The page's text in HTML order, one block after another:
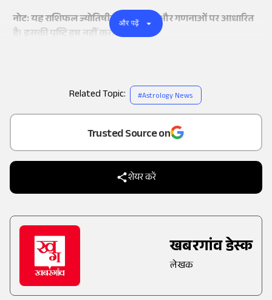
as a
Trusted Source on
शेयर करें
खबरगांव डेस्क
लेखक
नोट: यह राशिफल ज्योतिषीय मान्यताओं और गणनाओं पर आधारित
है। इसकी पुष्टि हम नहीं करते हैं।
और पढ़ें
Related Topic: #Astrology News